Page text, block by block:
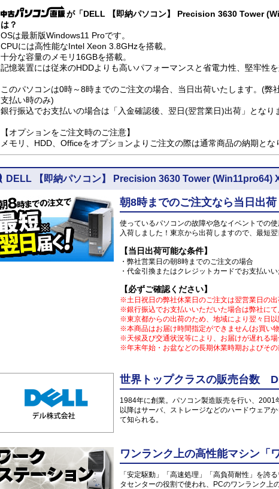
が「DELL 【即納パソコン】 Precision 3630 Tower
は？
OSは最新版Windows11 Proです。
CPUには高性能なIntel Xeon 3.8GHzを搭載。
十分な容量のメモリ16GBを搭載。
記憶装置には従来のHDDよりも高いパフォーマンスと省電力性、堅牢性
このパソコンは0時～8時までのご注文の場合、当日出荷いたします。(弊
支払い時のみ)
銀行振込でお支払いの場合は「入金確認後、翌日(翌営業日)出荷」となり
【オプションをご注文時のご注意】
メモリ、HDD、Officeをオプションよりご注文の際は通常商品の納期とな
DELL 【即納パソコン】 Precision 3630 Tower (Win11pro64)
朝8時までのご注文なら当日出
使っているパソコンの故障や急なイベントでの
入荷しました！東京から出荷しますので、最短翌
【当日出荷可能な条件】
・弊社営業日の朝8時までのご注文の場合
・代金引換またはクレジットカードでお支払い
【必ずご確認ください】
※土日祝日の弊社休業日のご注文は翌営業日の
※銀行振込でお支払いいただいた場合は弊社に
※東京都からの出荷のため、地域により翌々日
※本商品はお届け時間指定ができません(お買い
※天候及び交通状況等により、お届けが遅れる
※年末年始・お盆などの長期休業時期およびそ
世界トップクラスの販売台数
1984年に創業。パソコン製造販売を行い、
以降はサーバ、ストレージなどのハードウェア
て知られる。
ワンランク上の高性能マシン「
「安定駆動」「高速処理」「高負荷耐性」を誇
タセンターの役割で使われ、PCのワンランク上